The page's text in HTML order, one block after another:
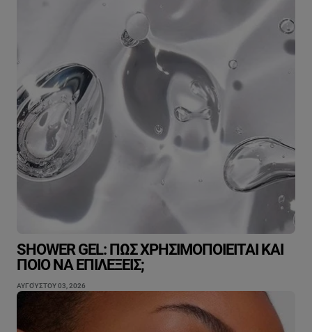
SHOWER GEL: ΠΏΣ ΧΡΗΣΙΜΟΠΟΙΕΊΤΑΙ ΚΑΙ
ΠΟΙΟ ΝΑ ΕΠΙΛΈΞΕΙΣ;
ΑΥΓΟΎΣΤΟΥ 03, 2026